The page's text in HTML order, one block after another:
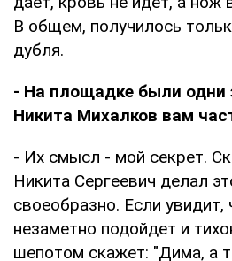
В общем, получилось
дубля.
- На площадке были одни
Никита Михалков вам
- Их смысл - мой секрет.
Никита Сергеевич делал
своеобразно. Если увидит,
незаметно подойдет и
шепотом скажет: "Дима, а